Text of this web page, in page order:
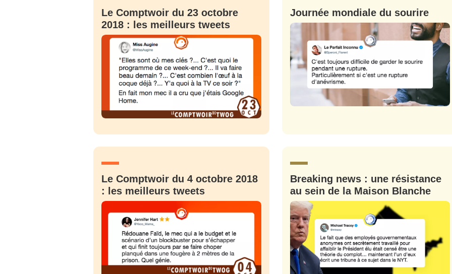
Le Comptwoir du 23 octobre
2018 : les meilleurs tweets
Journée mondiale du sourire
Le Comptwoir du 4 octobre 2018
: les meilleurs tweets
Breaking news : une résistance
au sein de la Maison Blanche